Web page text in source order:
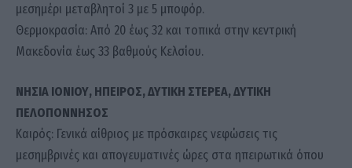
μεσημέρι μεταβλητοί 3 με 5 μποφόρ.
Θερμοκρασία: Από 20 έως 32 και τοπικά στην κεντρική
Μακεδονία έως 33 βαθμούς Κελσίου.
ΝΗΣΙΑ ΙΟΝΙΟΥ, ΗΠΕΙΡΟΣ, ΔΥΤΙΚΗ ΣΤΕΡΕΑ, ΔΥΤΙΚΗ
ΠΕΛΟΠΟΝΝΗΣΟΣ
Καιρός: Γενικά αίθριος με πρόσκαιρες νεφώσεις τις
μεσημβρινές και απογευματινές ώρες στα ηπειρωτικά όπου